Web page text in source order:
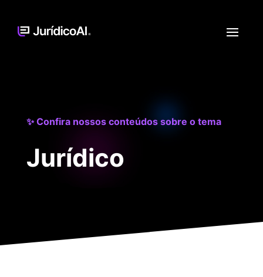
✨ Confira nossos conteúdos sobre o tema
Jurídico